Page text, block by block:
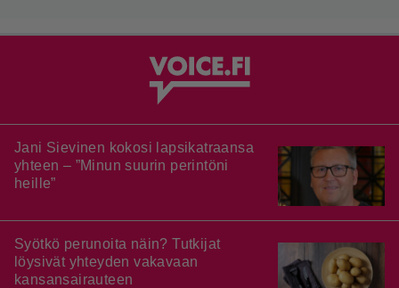
Jani Sievinen kokosi lapsikatraansa
yhteen – ”Minun suurin perintöni
heille”
Syötkö perunoita näin? Tutkijat
löysivät yhteyden vakavaan
kansansairauteen